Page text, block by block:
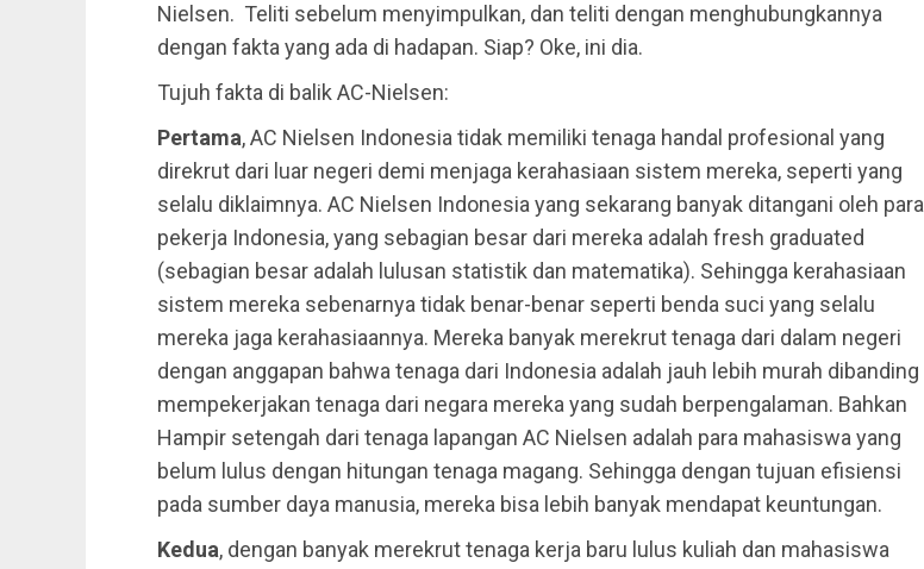
Nielsen. Teliti sebelum menyimpulkan, dan teliti dengan menghubungkannya
dengan fakta yang ada di hadapan. Siap? Oke, ini dia.
Tujuh fakta di balik AC-Nielsen:
Pertama, AC Nielsen Indonesia tidak memiliki tenaga handal profesional yang
direkrut dari luar negeri demi menjaga kerahasiaan sistem mereka, seperti yang
selalu diklaimnya. AC Nielsen Indonesia yang sekarang banyak ditangani oleh para
pekerja Indonesia, yang sebagian besar dari mereka adalah fresh graduated
(sebagian besar adalah lulusan statistik dan matematika). Sehingga kerahasiaan
sistem mereka sebenarnya tidak benar-benar seperti benda suci yang selalu
mereka jaga kerahasiaannya. Mereka banyak merekrut tenaga dari dalam negeri
dengan anggapan bahwa tenaga dari Indonesia adalah jauh lebih murah dibanding
mempekerjakan tenaga dari negara mereka yang sudah berpengalaman. Bahkan
Hampir setengah dari tenaga lapangan AC Nielsen adalah para mahasiswa yang
belum lulus dengan hitungan tenaga magang. Sehingga dengan tujuan efisiensi
pada sumber daya manusia, mereka bisa lebih banyak mendapat keuntungan.
Kedua, dengan banyak merekrut tenaga kerja baru lulus kuliah dan mahasiswa